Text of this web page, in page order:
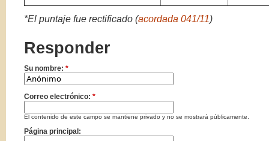
*El puntaje fue rectificado (acordada 041/11)
Responder
Su nombre: *
Correo electrónico: *
El contenido de este campo se mantiene privado y no se mostrará públicamente.
Página principal: